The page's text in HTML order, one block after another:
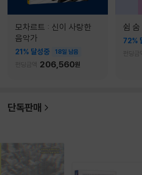
모차르트 : 신이 사랑한
음악가
21% 달성중 18일 남음
펀딩금액 206,560원
쉼 숨
72%
펀딩금
단독판매